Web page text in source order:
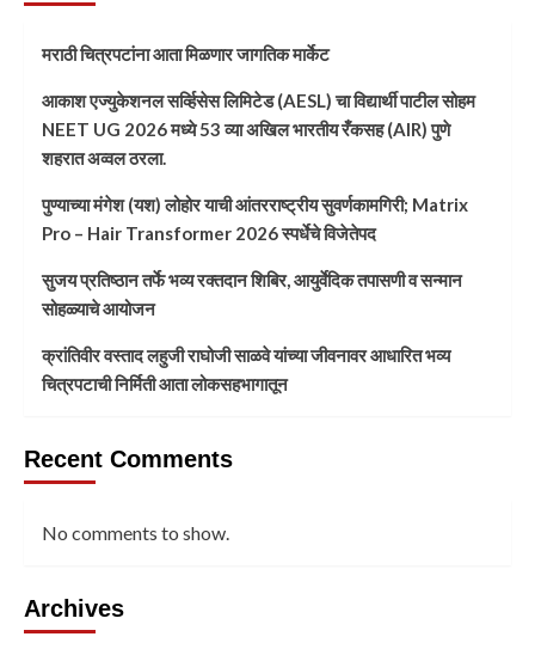
मराठी चित्रपटांना आता मिळणार जागतिक मार्केट
आकाश एज्युकेशनल सर्व्हिसेस लिमिटेड (AESL) चा विद्यार्थी पाटील सोहम
NEET UG 2026 मध्ये 53 व्या अखिल भारतीय रँकसह (AIR) पुणे
शहरात अव्वल ठरला.
पुण्याच्या मंगेश (यश) लोहोर याची आंतरराष्ट्रीय सुवर्णकामगिरी; Matrix
Pro – Hair Transformer 2026 स्पर्धेचे विजेतेपद
सुजय प्रतिष्ठान तर्फे भव्य रक्तदान शिबिर, आयुर्वेदिक तपासणी व सन्मान
सोहळ्याचे आयोजन
क्रांतिवीर वस्ताद लहुजी राघोजी साळवे यांच्या जीवनावर आधारित भव्य
चित्रपटाची निर्मिती आता लोकसहभागातून
Recent Comments
No comments to show.
Archives